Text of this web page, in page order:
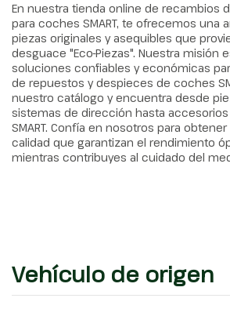
En nuestra tienda online de recambios
para coches SMART, te ofrecemos una
piezas originales y asequibles que
desguace "Eco-Piezas". Nuestra misión
soluciones confiables y económicas
de repuestos y despieces de coches
nuestro catálogo y encuentra desde
sistemas de dirección hasta
SMART. Confía en nosotros para
calidad que garantizan el rendimiento
mientras contribuyes al cuidado del
Vehículo de origen